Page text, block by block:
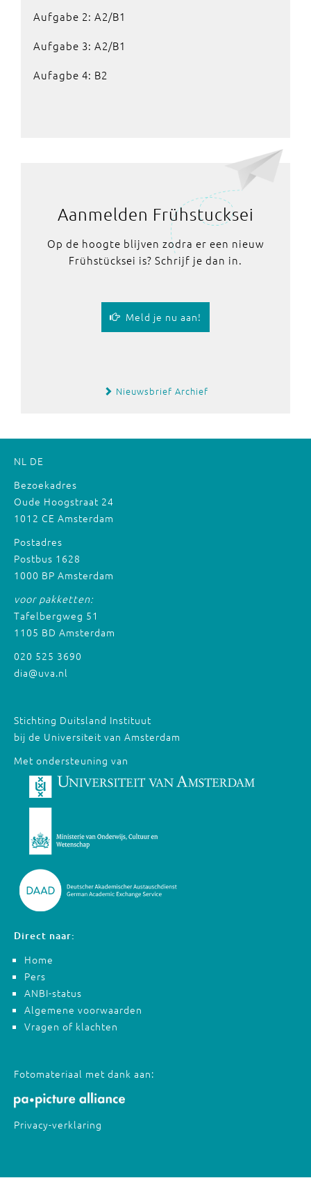
Aufgabe 2: A2/B1
Aufgabe 3: A2/B1
Aufagbe 4: B2
Aanmelden Frühstucksei
Op de hoogte blijven zodra er een nieuw
Frühstücksei is? Schrijf je dan in.
Meld je nu aan!
Nieuwsbrief Archief
NL DE
Bezoekadres
Oude Hoogstraat 24
1012 CE Amsterdam
Postadres
Postbus 1628
1000 BP Amsterdam
voor pakketten:
Tafelbergweg 51
1105 BD Amsterdam
020 525 3690
dia@uva.nl
Stichting Duitsland Instituut
bij de Universiteit van Amsterdam
Met ondersteuning van
Direct naar:
Home
Pers
ANBI-status
Algemene voorwaarden
Vragen of klachten
Fotomateriaal met dank aan:
Privacy-verklaring